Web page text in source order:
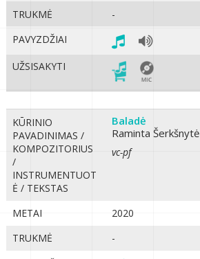
TRUKMĖ
-
PAVYZDŽIAI
UŽSISAKYTI
KŪRINIO
PAVADINIMAS /
KOMPOZITORIUS
/
INSTRUMENTUOT
Ė / TEKSTAS
Baladė
Raminta Šerkšnytė
vc-pf
METAI
2020
TRUKMĖ
-